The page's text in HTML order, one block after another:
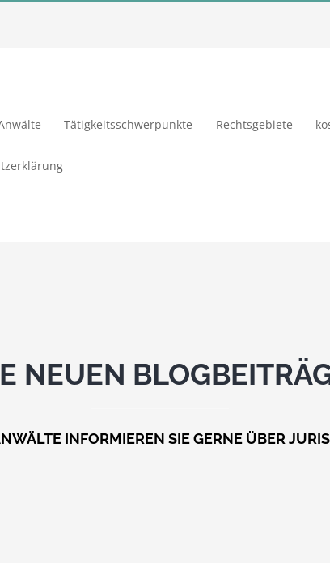
Tätigkeitsschwerpunkte Rechtsgebiete
NEUEN
INFORMIEREN SIE GERNE ÜBER